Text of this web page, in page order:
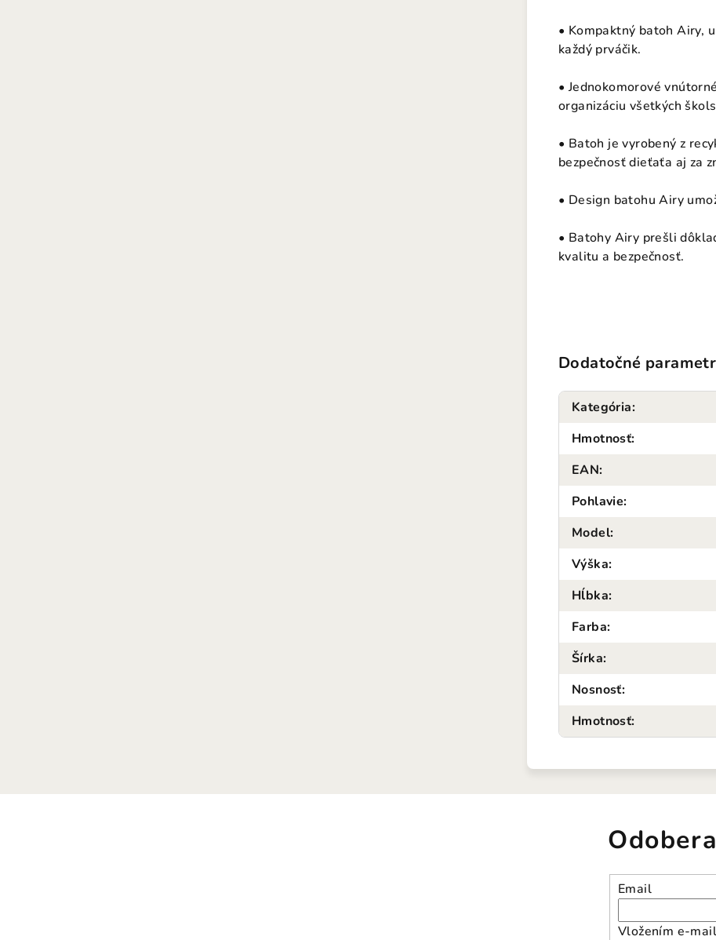
• Kompaktný batoh Airy,
každý prváčik.
• Jednokomorové
organizáciu všetkých
• Batoh je vyrobený z
bezpečnosť dieťaťa aj za
• Design batohu Airy
• Batohy Airy prešli
kvalitu a bezpečnosť.
Dodatočné
Kategória:
Hmotnosť:
EAN:
Pohlavie:
Model:
Výška:
Hĺbka:
Farba:
Šírka:
Nosnosť:
Hmotnosť:
Email
Vložením e-